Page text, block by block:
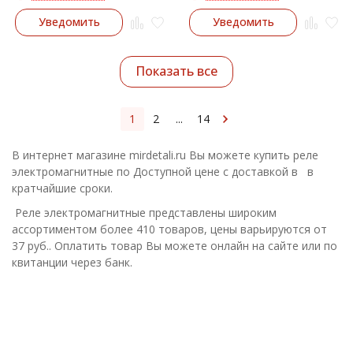
Уведомить Уведомить
Показать все
1 2 ... 14
В интернет магазине mirdetali.ru Вы можете купить реле
электромагнитные по Доступной цене с доставкой в в
кратчайшие сроки.
Реле электромагнитные представлены широким
ассортиментом более 410 товаров, цены варьируются от
37 руб.. Оплатить товар Вы можете онлайн на сайте или по
квитанции через банк.